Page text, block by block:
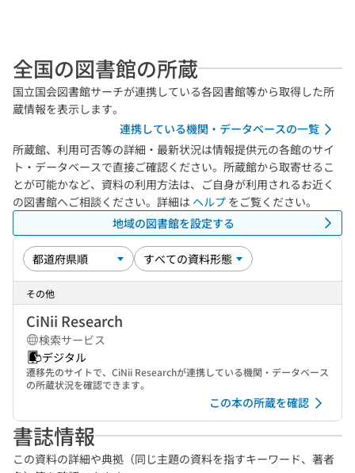
全国の図書館の所蔵
国立国会図書館サーチが連携している各図書館等から取得した所
蔵情報を表示します。
連携している機関・データベースの一覧
所蔵館、利用可否等の詳細・最新状況は情報提供元の各館のサイ
ト・データベースで直接ご確認ください。所蔵館から取寄せるこ
とが可能かなど、資料の利用方法は、ご自身が利用されるお近く
の図書館へご相談ください。詳細は ヘルプ をご覧ください。
地域の図書館を設定する
その他
CiNii Research
検索サービス
デジタル
遷移先のサイトで、CiNii Researchが連携している機関・データベース
の所蔵状況を確認できます。
この本の所蔵を確認
書誌情報
この資料の詳細や典拠（同じ主題の資料を指すキーワード、著者